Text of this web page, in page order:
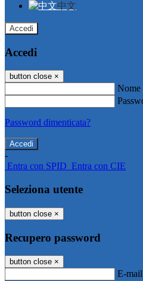
中文
Accedi
Accedi
button close ×
Nome
Password dimenticata?
-
Entra con SPID Entra con CIE
Seleziona utente
button close ×
Recupero password
button close ×
E-mail